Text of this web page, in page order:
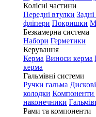
Колісні частини
Передні втулки
фліпери Покришки
Безкамерна система
Набори Герметики
Керування
Керма Виноси керма
керма
Гальмівні системи
Ручки гальма
колодки Компоненти
наконечники
Рами та компоненти